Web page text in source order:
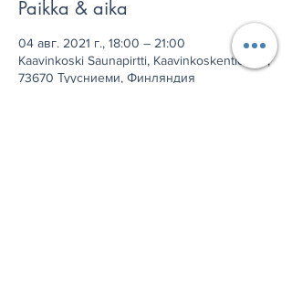
Paikka & aika
04 авг. 2021 г., 18:00 – 21:00
Kaavinkoski Saunapirtti, Kaavinkoskentie 631,
73670 Туусниеми, Финляндия